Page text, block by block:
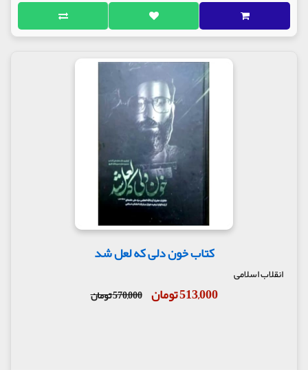
کتاب خون دلی که لعل شد
انقلاب اسلامی
513,000 تومان 570,000 تومان